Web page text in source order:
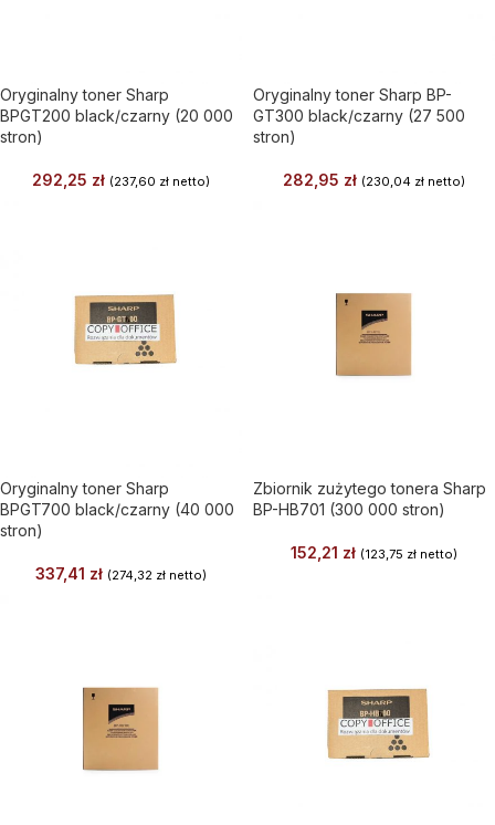
Oryginalny toner Sharp
BPGT200 black/czarny (20 000
stron)
292,25 zł (237,60 zł netto)
Oryginalny toner Sharp BP-
GT300 black/czarny (27 500
stron)
282,95 zł (230,04 zł netto)
Oryginalny toner Sharp
BPGT700 black/czarny (40 000
stron)
337,41 zł (274,32 zł netto)
Zbiornik zużytego tonera Sharp
BP-HB701 (300 000 stron)
152,21 zł (123,75 zł netto)